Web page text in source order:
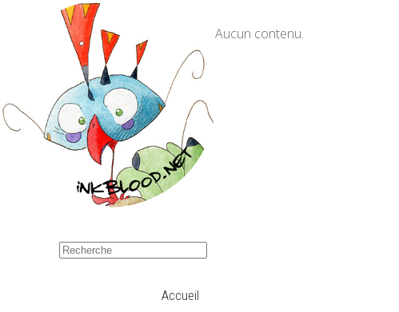
Accueil
Aucun contenu.